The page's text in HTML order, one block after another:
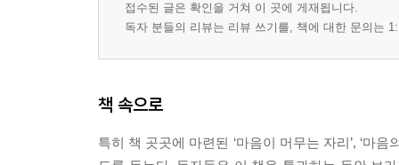
2부. 다른 리듬 속에서 살아가다
1. 세 나라는 어떻게 함께 서 있는가
2. 곁에 있다는 것, 그것만으로도
3. 한 사람이 하나의 나라처럼 남을 때
접수된 글은 확인을 거쳐 이 곳에 게재됩니다.
독자 분들의 리뷰는 리뷰 쓰기를, 책에 대한 문의는
책 속으로
특히 책 곳곳에 마련된 ‘마음이 머무는 자리’, ‘마